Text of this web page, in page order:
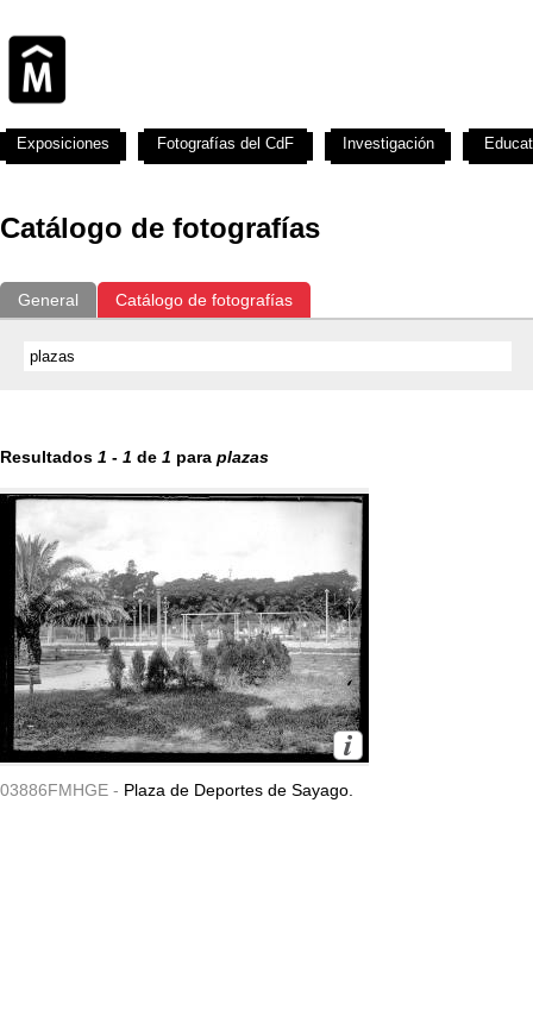
Catálogo de fotografías
General Catálogo de fotografías
Resultados 1 - 1 de 1 para plazas
03886FMHGE - Plaza de Deportes de Sayago.
Exposiciones Fotografías del CdF Investigación